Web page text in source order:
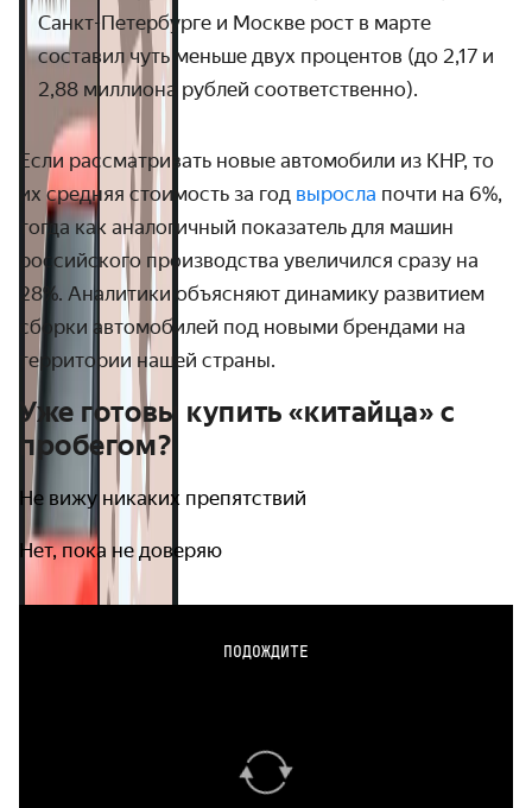
Санкт-Петербурге и Москве рост в марте
составил чуть меньше двух процентов (до 2,17 и
2,88 миллиона рублей соответственно).
Если рассматривать новые автомобили из КНР, то
их средняя стоимость за год выросла почти на 6%,
тогда как аналогичный показатель для машин
российского производства увеличился сразу на
28%. Аналитики объясняют динамику развитием
сборки автомобилей под новыми брендами на
территории нашей страны.
Уже готовы купить «китайца» с
пробегом?
Не вижу никаких препятствий
Нет, пока не доверяю
ПОДОЖДИТЕ